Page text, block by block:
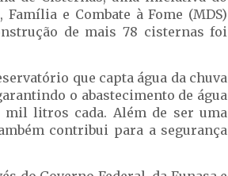
e Combate à Fome (MDS)
de mais 78 cisternas foi
que capta água da chuva
o abastecimento de água
mil litros cada. Além de ser uma
contribui para a segurança